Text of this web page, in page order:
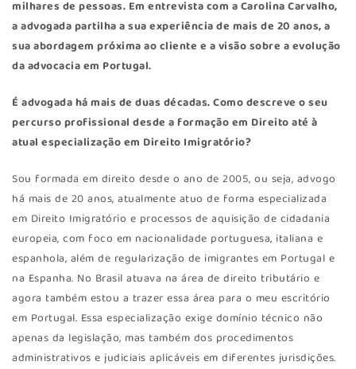
milhares de pessoas. Em entrevista com aCarolina Carvalho,
a advogada partilha a sua experiência de mais de 20 anos, a
sua abordagem próxima ao cliente e a visão sobre a evolução
da advocacia em Portugal.
É advogada há mais de duas décadas. Como descreve o seu
percurso profissional desde a formação em Direito até à
atual especialização em Direito Imigratório?
Sou formada em direito desde o ano de 2005, ou seja, advogo
há mais de 20 anos, atualmente atuo de forma especializada
em Direito Imigratório e processos de aquisição de cidadania
europeia, com foco em nacionalidade portuguesa, italiana e
espanhola, além de regularização de imigrantes em Portugal e
na Espanha. No Brasil atuava na área de direito tributário e
agora também estou a trazer essa área para o meu escritório
em Portugal. Essa especialização exige domínio técnico não
apenas da legislação, mas também dos procedimentos
administrativos e judiciais aplicáveis em diferentes jurisdições.